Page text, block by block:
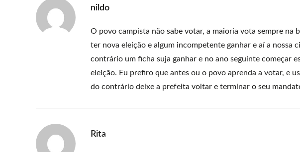
nildo
O povo campista não sabe votar, a maioria vota sempre na
ter nova eleição e algum incompetente ganhar e aí a nossa
contrário um ficha suja ganhar e no ano seguinte começar
eleição. Eu prefiro que antes ou o povo aprenda a votar, e
do contrário deixe a prefeita voltar e terminar o seu
Rita